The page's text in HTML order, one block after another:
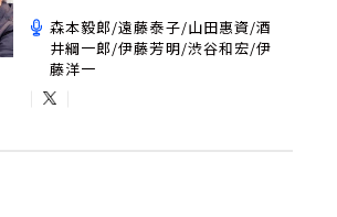
森本毅郎/遠藤泰子/山田惠資/酒
井綱一郎/伊藤芳明/渋谷和宏/伊
藤洋一